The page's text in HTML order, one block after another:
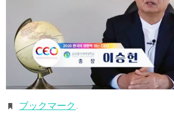
ブックマーク .